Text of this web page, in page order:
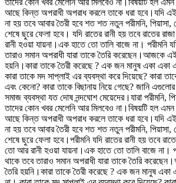
আছে কিন্ত অপরাধী অপরাধ করলে তাকে ধরা হবে।যদি এই
না হয় তবে আবার তৈরী হবে শত শত নতুন পরীমনি,
শেষে ছুরে ফেলা হবে। যদি রাতের রানী হয় তবে রাতের
রানী হওয়া যায়না।এক হাতে তো তালি বাজে না। পরীমনি
তারাও সমান অপরাধী যারা তাকে তৈরি করেছেন।আজকে
হয়নি।কারা তাকে তৈরী করেছে ? এক জন মানুষ একা
কারা তাকে মদ সাপ্লাই এর ব্যবস্থা করে দিয়েছে? কারা
এবং কেনো? কারা তাকে বিছানায় নিয়ে গেছে? জানি
সমাজ ব্যবস্থা যত দোষ নন্দঘোশ মেয়েদের।যারা পরীমনি,
তাদের কোন খবর মেলেনি আর মিলবেও না।বিষয়টি হল এমন
আছে কিন্ত অপরাধী অপরাধ করলে তাকে ধরা হবে।যদি এই
না হয় তবে আবার তৈরী হবে শত শত নতুন পরীমনি,
শেষে ছুরে ফেলা হবে। পরীমনি যদি রাতের রানী হয় তবে
তো আর রানী হওয়া যায়না।এক হাতে তো তালি বাজে না।
থাকে তবে তারাও সমান অপরাধী যারা তাকে তৈরি
তৈরি হয়নি।কারা তাকে তৈরী করেছে ? এক জন মানুষ